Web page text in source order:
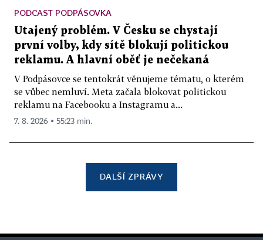
PODCAST PODPÁSOVKA
Utajený problém. V Česku se chystají
první volby, kdy sítě blokují politickou
reklamu. A hlavní oběť je nečekaná
V Podpásovce se tentokrát věnujeme tématu, o kterém
se vůbec nemluví. Meta začala blokovat politickou
reklamu na Facebooku a Instagramu a...
7. 8. 2026 ▪ 55:23 min.
DALŠÍ ZPRÁVY